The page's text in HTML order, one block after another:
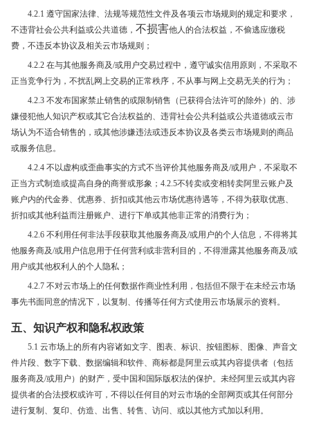
4.2.1 遵守国家法律、法规等规范性文件及各项云市场规则的规定和要求，
不违背社会公共利益或公共道德， 不损害他人的合法权益，不偷逃应缴税
费，不违反本协议及相关云市场规则；
4.2.2 在与其他服务商及/或用户交易过程中，遵守诚实信用原则，不采取不
正当竞争行为，不扰乱网上交易的正常秩序，不从事与网上交易无关的行为；
4.2.3 不发布国家禁止销售的或限制销售（已获得合法许可的除外）的、涉
嫌侵犯他人知识产权或其它合法权益的、违背社会公共利益或公共道德或云市
场认为不适合销售的，或其他涉嫌违法或违反本协议及各类云市场规则的商品
或服务信息。
4.2.4 不以虚构或歪曲事实的方式不当评价其他服务商及/或用户，不采取不
正当方式制造或提高自身的商誉或形象；4.2.5不转卖或变相转卖阿里云账户及
账户内的代金券、优惠券、折扣或其他云市场优惠待遇等，不得为获取优惠、
折扣或其他利益而注册账户、进行下单或其他非正常的消费行为；
4.2.6 不利用任何非法手段获取其他服务商及/或用户的个人信息，不得将其
他服务商及/或用户信息用于任何营利或非营利目的，不得泄露其他服务商及/或
用户或其他权利人的个人隐私；
4.2.7 不对云市场上的任何数据作商业性利用，包括但不限于在未经云市场
事先书面同意的情况下，以复制、传播等任何方式使用云市场展示的资料。
五、知识产权和隐私权政策
5.1 云市场上的所有内容诸如文字、图表、标识、按钮图标、图像、声音文
件片段、数字下载、数据编辑和软件、商标都是阿里云或其内容提供者（包括
服务商及/或用户）的财产，受中国和国际版权法的保护。未经阿里云或其内容
提供者的合法授权或许可，不得以任何目的对云市场的全部网页或其任何部分
进行复制、复印、仿造、出售、转售、访问、或以其他方式加以利用。